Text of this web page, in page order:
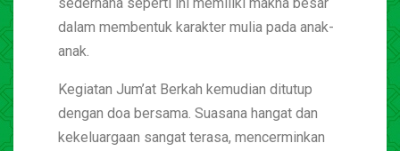
dalam membentuk karakter mulia pada anak-
anak.
Kegiatan Jum’at Berkah kemudian ditutup
dengan doa bersama. Suasana hangat dan
kekeluargaan sangat terasa, mencerminkan